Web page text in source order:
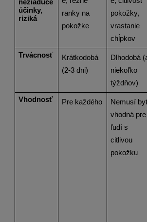
nežiaduce
účinky,
riziká
ranky na
pokožke
pokožky,
vrastanie
chĺpkov
Trvácnosť
Krátkodobá
(2-3 dni)
Dlhodobá
niekoľko
týždňov)
Vhodnosť Pre každého
Nemusí
vhodná pre
ľudí s
citlivou
pokožku